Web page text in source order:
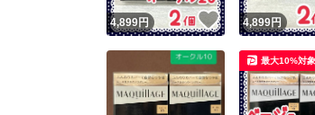
4,899円 いいね！
4,899円
最大10%対象